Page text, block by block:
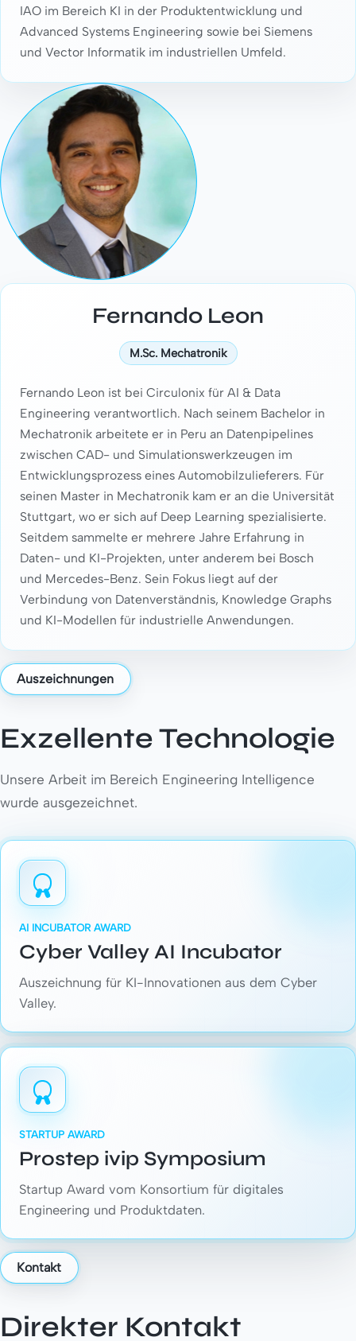
IAO im Bereich KI in der Produktentwicklung und
Advanced Systems Engineering sowie bei Siemens
und Vector Informatik im industriellen Umfeld.
Fernando Leon
M.Sc. Mechatronik
Fernando Leon ist bei Circulonix für AI & Data
Engineering verantwortlich. Nach seinem Bachelor in
Mechatronik arbeitete er in Peru an Datenpipelines
zwischen CAD- und Simulationswerkzeugen im
Entwicklungsprozess eines Automobilzulieferers. Für
seinen Master in Mechatronik kam er an die Universität
Stuttgart, wo er sich auf Deep Learning spezialisierte.
Seitdem sammelte er mehrere Jahre Erfahrung in
Daten- und KI-Projekten, unter anderem bei Bosch
und Mercedes-Benz. Sein Fokus liegt auf der
Verbindung von Datenverständnis, Knowledge Graphs
und KI-Modellen für industrielle Anwendungen.
Auszeichnungen
Exzellente Technologie
Unsere Arbeit im Bereich Engineering Intelligence
wurde ausgezeichnet.
AI INCUBATOR AWARD
Cyber Valley AI Incubator
Auszeichnung für KI-Innovationen aus dem Cyber
Valley.
STARTUP AWARD
Prostep ivip Symposium
Startup Award vom Konsortium für digitales
Engineering und Produktdaten.
Kontakt
Direkter Kontakt